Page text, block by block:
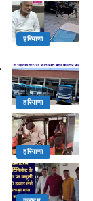
हरियाणा
हरियाणा
हरियाणा